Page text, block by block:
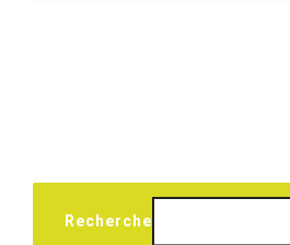
Recherche